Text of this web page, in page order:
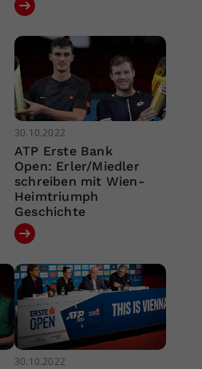
30.10.2022
ATP Erste Bank
Open: Erler/Miedler
schreiben mit Wien-
Heimtriumph
Geschichte
30.10.2022